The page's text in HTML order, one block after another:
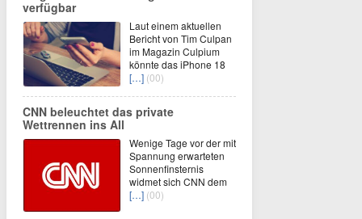
verfügbar
Laut einem aktuellen
Bericht von Tim Culpan
im Magazin Culpium
könnte das iPhone 18
[…] (00)
CNN beleuchtet das private
Wettrennen ins All
Wenige Tage vor der mit
Spannung erwarteten
Sonnenfinsternis
widmet sich CNN dem
[…] (00)